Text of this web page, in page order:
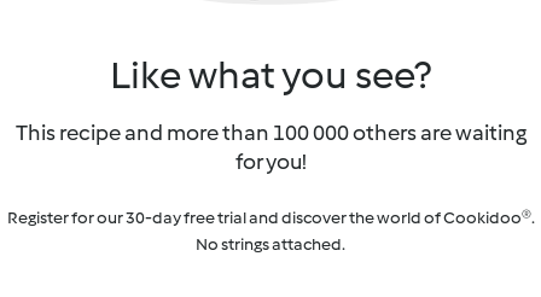
Like what you see?
This recipe and more than 100 000 others are waiting
for you!
Register for our 30-day free trial and discover the world of Cookidoo®.
No strings attached.